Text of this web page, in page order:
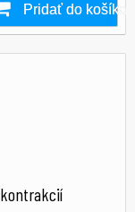
Pridať do košíka
Skladom
kontrakcií